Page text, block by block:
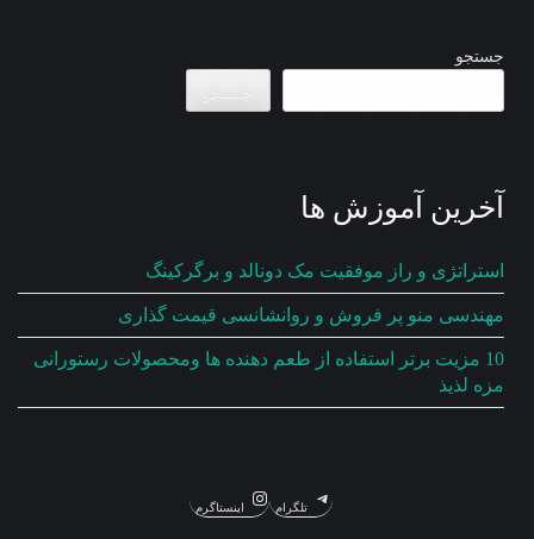
جستجو
جستجو
آخرین آموزش ها
استراتژی و راز موفقیت مک دونالد و برگرکینگ
مهندسی منو پر فروش و روانشانسی قیمت گذاری
10 مزیت برتر استفاده از طعم دهنده ها ومحصولات رستورانی
مزه لذیذ
تلگرام اینستاگرم